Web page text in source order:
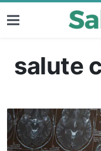
salute